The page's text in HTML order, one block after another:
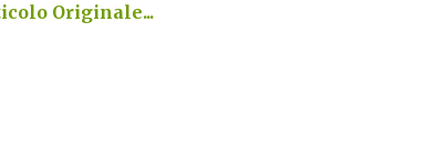
Originale...